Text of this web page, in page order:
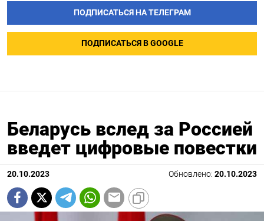
ПОДПИСАТЬСЯ НА ТЕЛЕГРАМ
ПОДПИСАТЬСЯ В GOOGLE
Беларусь вслед за Россией
введет цифровые повестки
20.10.2023 Обновлено: 20.10.2023